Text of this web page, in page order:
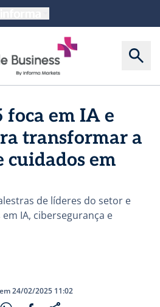
foca em IA e
transformar a
cuidados em
de líderes do setor e
IA, cibersegurança e
24/02/2025 11:02